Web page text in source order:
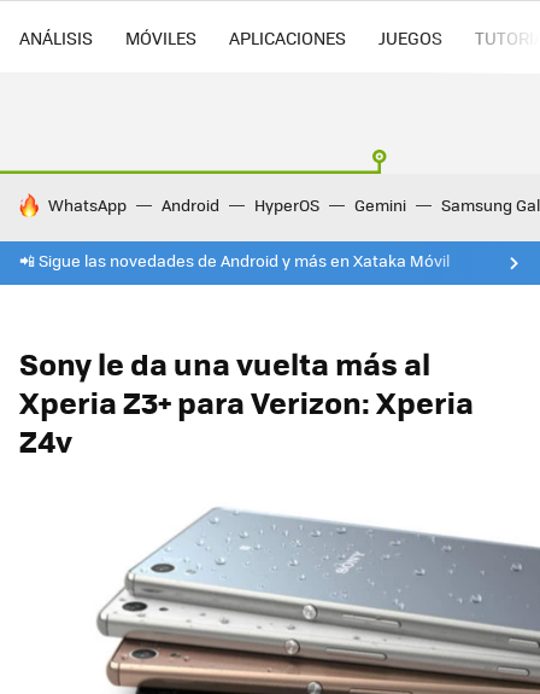
ANÁLISIS MÓVILES APLICACIONES JUEGOS
HOY SE HABLA DE
WhatsApp Android HyperOS Gemini Samsung
📲 Sigue las novedades de Android y más en Xataka Móvil
Sony le da una vuelta más al
Xperia Z3+ para Verizon: Xperia
Z4v